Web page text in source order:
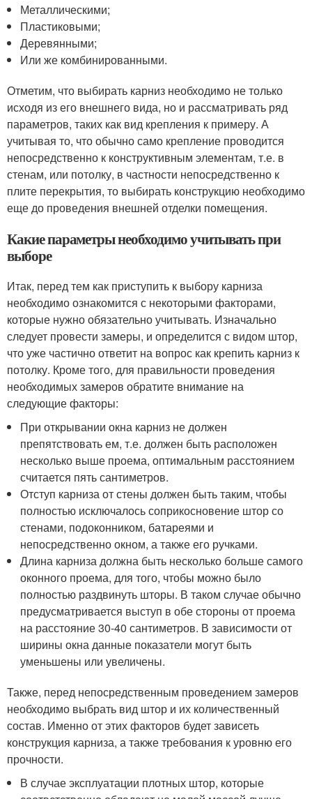
Металлическими;
Пластиковыми;
Деревянными;
Или же комбинированными.
Отметим, что выбирать карниз необходимо не только
исходя из его внешнего вида, но и рассматривать ряд
параметров, таких как вид крепления к примеру. А
учитывая то, что обычно само крепление проводится
непосредственно к конструктивным элементам, т.е. в
стенам, или потолку, в частности непосредственно к
плите перекрытия, то выбирать конструкцию необходимо
еще до проведения внешней отделки помещения.
Какие параметры необходимо учитывать при
выборе
Итак, перед тем как приступить к выбору карниза
необходимо ознакомится с некоторыми факторами,
которые нужно обязательно учитывать. Изначально
следует провести замеры, и определится с видом штор,
что уже частично ответит на вопрос как крепить карниз к
потолку. Кроме того, для правильности проведения
необходимых замеров обратите внимание на
следующие факторы:
При открывании окна карниз не должен
препятствовать ем, т.е. должен быть расположен
несколько выше проема, оптимальным расстоянием
считается пять сантиметров.
Отступ карниза от стены должен быть таким, чтобы
полностью исключалось соприкосновение штор со
стенами, подоконником, батареями и
непосредственно окном, а также его ручками.
Длина карниза должна быть несколько больше самого
оконного проема, для того, чтобы можно было
полностью раздвинуть шторы. В таком случае обычно
предусматривается выступ в обе стороны от проема
на расстояние 30-40 сантиметров. В зависимости от
ширины окна данные показатели могут быть
уменьшены или увеличены.
Также, перед непосредственным проведением замеров
необходимо выбрать вид штор и их количественный
состав. Именно от этих факторов будет зависеть
конструкция карниза, а также требования к уровню его
прочности.
В случае эксплуатации плотных штор, которые